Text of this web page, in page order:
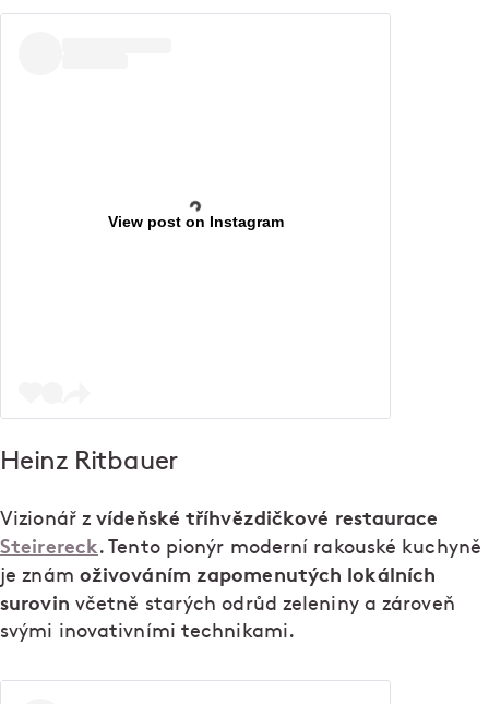
View post on Instagram
Heinz Ritbauer
Vizionář zvídeňské tříhvězdičkové restaurace
Steirereck. Tento pionýr moderní rakouské kuchyně
je znám oživováním zapomenutých lokálních
surovin včetně starých odrůd zeleniny a zároveň
svými inovativními technikami.